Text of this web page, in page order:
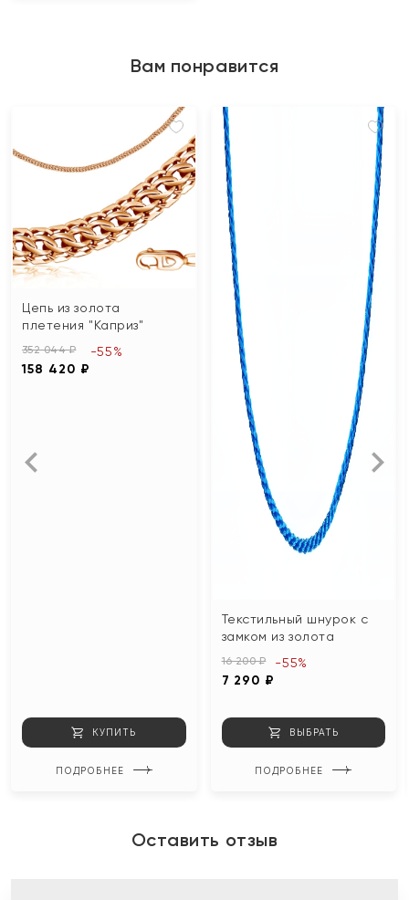
Вам понравится
Цепь из золота
плетения "Каприз"
352 044 ₽
158 420 ₽
-55%
КУПИТЬ
ПОДРОБНЕЕ
Текстильный шнурок с
замком из золота
16 200 ₽
7 290 ₽
-55%
ВЫБРАТЬ
ПОДРОБНЕЕ
Оставить отзыв